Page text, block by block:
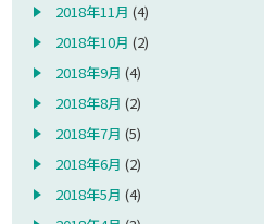
2018年11月 (4)
2018年10月 (2)
2018年9月 (4)
2018年8月 (2)
2018年7月 (5)
2018年6月 (2)
2018年5月 (4)